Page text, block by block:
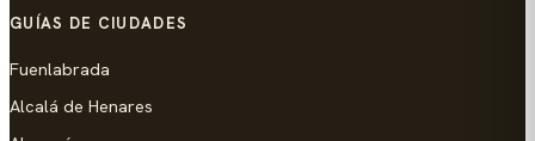
GUÍAS DE CIUDADES
Fuenlabrada
Alcalá de Henares